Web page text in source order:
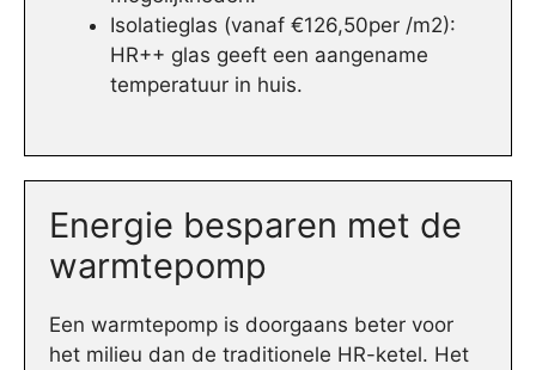
Isolatieglas (vanaf €126,50per /m2):
HR++ glas geeft een aangename
temperatuur in huis.
Energie besparen met de
warmtepomp
Een warmtepomp is doorgaans beter voor
het milieu dan de traditionele HR-ketel. Het